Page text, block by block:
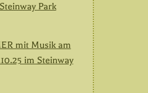
Park
mit Musik am
im Steinway